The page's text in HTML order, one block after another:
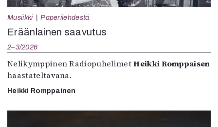
Musiikki Paperilehdestä
Eräänlainen saavutus
2–3/2026
Nelikymppinen RadiopuhelimetHeikki Romppaisen
haastateltavana.
Heikki Romppainen